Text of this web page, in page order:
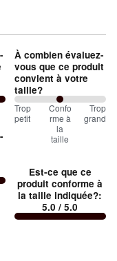
À combien évaluez-
vous que ce produit
convient à votre
taille?
100
between
and
Conforme
à
Trop
petit
Confo
rme à
la
taille
Trop
grand
Est-ce que ce
produit conforme à
la taille indiquée?:
5.0 / 5.0